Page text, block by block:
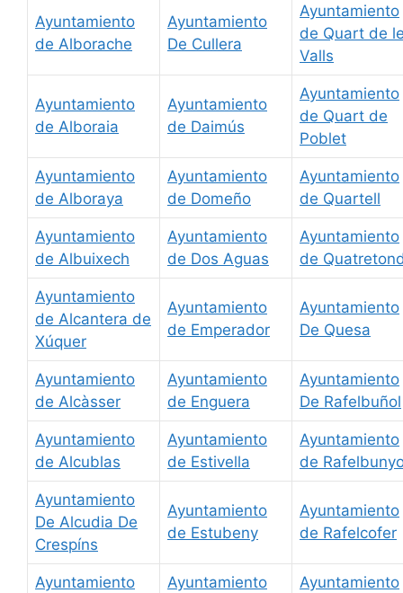
Ayuntamiento
de Alborache
Ayuntamiento
De Cullera
Ayuntamiento
de Quart de
Valls
Ayuntamiento
de Alboraia
Ayuntamiento
de Daimús
Ayuntamiento
de Quart de
Poblet
Ayuntamiento
de Alboraya
Ayuntamiento
de Domeño
Ayuntamiento
de Quartell
Ayuntamiento
de Albuixech
Ayuntamiento
de Dos Aguas
Ayuntamiento
de
Ayuntamiento
de Alcantera de
Xúquer
Ayuntamiento
de Emperador
Ayuntamiento
De Quesa
Ayuntamiento
de Alcàsser
Ayuntamiento
de Enguera
Ayuntamiento
De Rafelbuñol
Ayuntamiento
de Alcublas
Ayuntamiento
de Estivella
Ayuntamiento
de
Ayuntamiento
De Alcudia De
Crespíns
Ayuntamiento
de Estubeny
Ayuntamiento
de Rafelcofer
Ayuntamiento Ayuntamiento Ayuntamiento